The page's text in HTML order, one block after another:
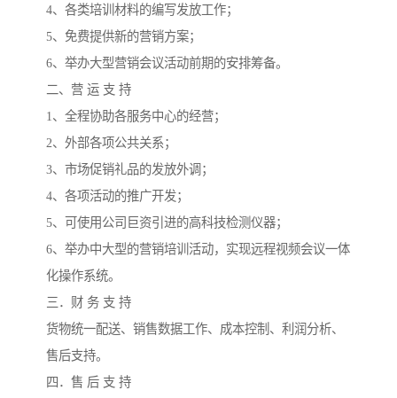
4、各类培训材料的编写发放工作；
5、免费提供新的营销方案；
6、举办大型营销会议活动前期的安排筹备。
二、营 运 支 持
1、全程协助各服务中心的经营；
2、外部各项公共关系；
3、市场促销礼品的发放外调；
4、各项活动的推广开发；
5、可使用公司巨资引进的高科技检测仪器；
6、举办中大型的营销培训活动，实现远程视频会议一体
化操作系统。
三．财 务 支 持
货物统一配送、销售数据工作、成本控制、利润分析、
售后支持。
四．售 后 支 持